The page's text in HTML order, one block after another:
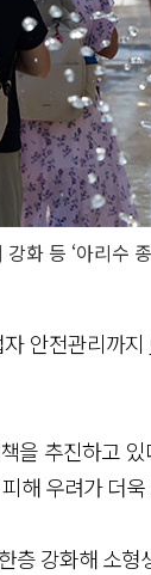
화 등 ‘아리수
안전관리까지
을 추진하고
해 우려가 더
층 강화해 소